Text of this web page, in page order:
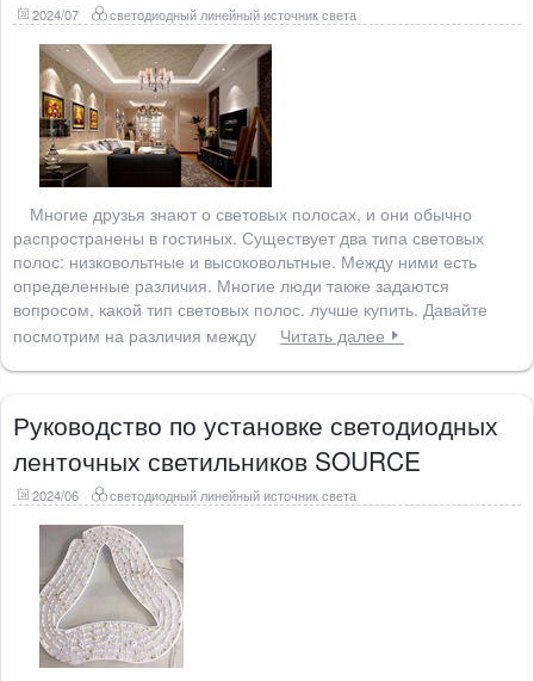
2024/07 светодиодный линейный источник света
Многие друзья знают о световых полосах, и они обычно
распространены в гостиных. Существует два типа световых
полос: низковольтные и высоковольтные. Между ними есть
определенные различия. Многие люди также задаются
вопросом, какой тип световых полос. лучше купить. Давайте
посмотрим на различия между
Читать далее
Руководство по установке светодиодных
ленточных светильников SOURCE
2024/06 светодиодный линейный источник света